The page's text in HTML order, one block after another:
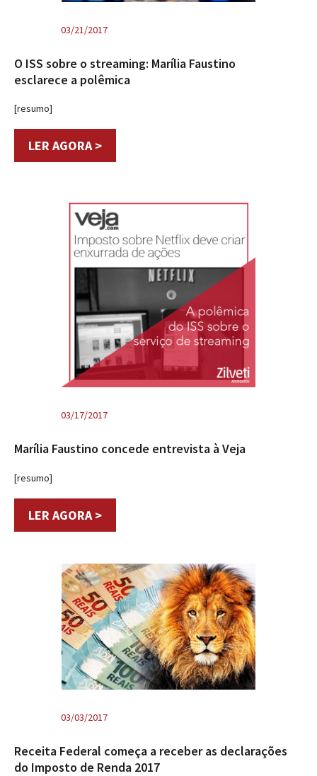
03/21/2017
O ISS sobre o streaming: Marília Faustino
esclarece a polêmica
[resumo]
LER AGORA >
03/17/2017
Marília Faustino concede entrevista à Veja
[resumo]
LER AGORA >
03/03/2017
Receita Federal começa a receber as declarações
do Imposto de Renda 2017